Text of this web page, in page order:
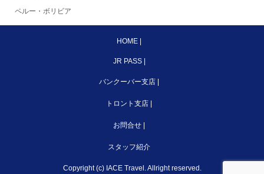
ペルー・ボリビア
HOME
JR PASS|
バンクーバー支店
トロント支店
お問合せ
スタッフ紹介
Copyright (c) IACE Travel. Allright reserved.